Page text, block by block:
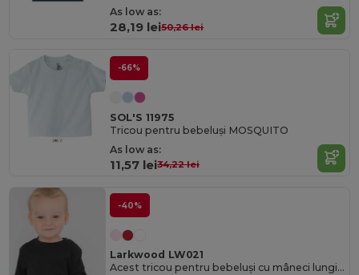
As low as:
28,19 lei50,26 lei
-66%
SOL'S 11975
Tricou pentru bebeluși MOSQUITO
As low as:
11,57 lei34,22 lei
-40%
Larkwood LW021
Acest tricou pentru bebeluși cu mâneci lungi Larkwood